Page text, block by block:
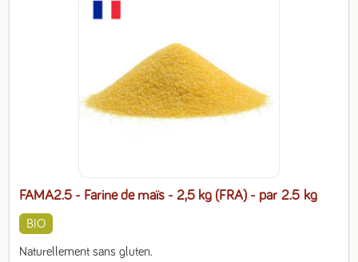
FAMA2.5 - Farine de maïs - 2,5 kg (FRA) - par 2.5 kg
BIO
Naturellement sans gluten.